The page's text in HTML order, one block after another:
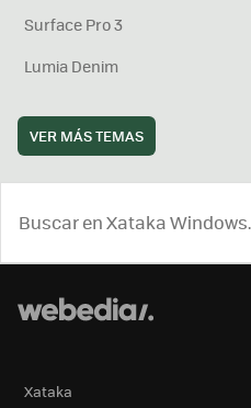
Surface Pro 3
Lumia Denim
VER MÁS TEMAS
Xataka